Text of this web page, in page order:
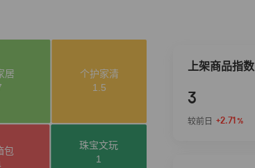
上架商品指数
3
较前日 +2.71 %